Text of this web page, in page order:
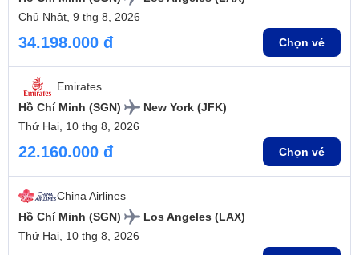
Chủ Nhật, 9 thg 8, 2026
34.198.000 đ Chọn vé
Emirates
Hồ Chí Minh (SGN)
New York (JFK)
Thứ Hai, 10 thg 8, 2026
22.160.000 đ Chọn vé
China Airlines
Hồ Chí Minh (SGN)
Los Angeles (LAX)
Thứ Hai, 10 thg 8, 2026